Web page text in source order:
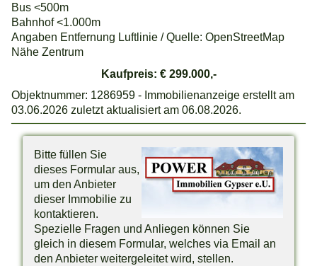
Bus <500m
Bahnhof <1.000m
Angaben Entfernung Luftlinie / Quelle: OpenStreetMap
Nähe Zentrum
Kaufpreis: € 299.000,-
Objektnummer: 1286959 - Immobilienanzeige erstellt am
03.06.2026 zuletzt aktualisiert am 06.08.2026.
Bitte füllen Sie
dieses Formular aus,
um den Anbieter
dieser Immobilie zu
kontaktieren.
Spezielle Fragen und Anliegen können Sie
gleich in diesem Formular, welches via Email an
den Anbieter weitergeleitet wird, stellen.